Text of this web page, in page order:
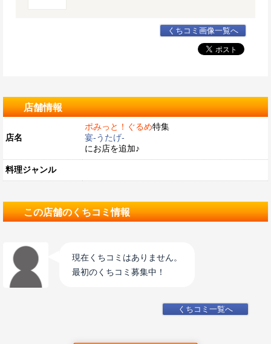
くちコミ画像一覧へ
店舗情報
店名
ポみっと！ぐるめ特集
宴-うたげ-
にお店を追加♪
料理ジャンル
この店舗のくちコミ情報
現在くちコミはありません。
最初のくちコミ募集中！
くちコミ一覧へ